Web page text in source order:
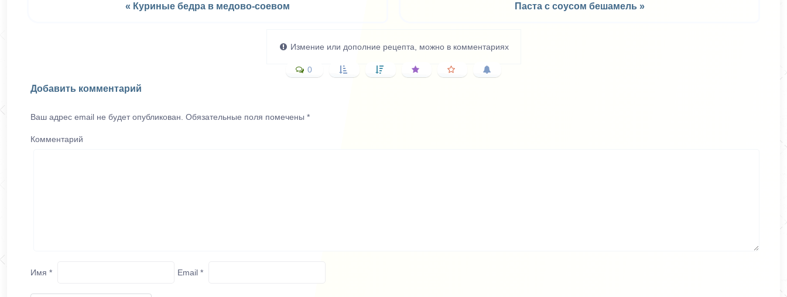
« Куриные бедра в медово-соевом Паста с соусом бешамель »
Измение или дополние рецепта, можно в комментариях
0
Добавить комментарий
Ваш адрес email не будет опубликован. Обязательные поля помечены *
Комментарий
Имя * Email *